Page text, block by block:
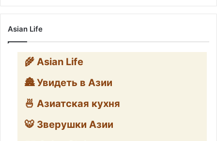
Asian Life
🌾 Asian Life
🏯 Увидеть в Азии
🍜 Азиатская кухня
🐯 Зверушки Азии